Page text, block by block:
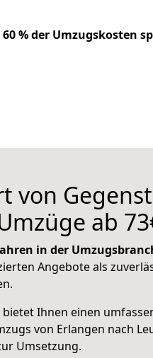
60 % der Umzugskosten
von
ab
in der
Angebote als
bietet Ihnen einen
von Erlangen nach
Umsetzung.